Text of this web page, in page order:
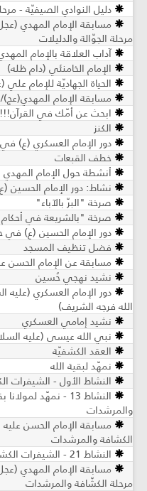
دليل النوادي الصيفيّة -
مسابقة الإمام المهدي
مرحلة الجوّالة والدليلات
آداب العلاقة بالإمام
الإمام الخامنئي (دام ظله)
الحياة الجهاديّة للإمام
مسابقة الإمام
ابحث عن أمّك في القرآن!!!
الكنز
دور الإمام العسكري (ع)
خطف القبعات
أنشطة حول الإمام المهدي
نشاط: دور الإمام
صرخة "البرّ بالآباء"
صرخة "بالشريعة في
دور الإمام الحسين (ع) في
فضل تنظيف المسجد
مسابقة عن الإمام الحسن
نشيد نهجي حُسين
دور الإمام العسكري
الله فرجه الشريف)
نشيد إمامي العسكري
نبي الله عيسى (عليه
العقد الكشفيّة
نمهّد لبقية الله
النشاط الأول - الشيفرات
النشاط 13 - نمهّد
والمرشدات
مسابقة الإمام الحسن
الكشافة والمرشدات
النشاط 21 - الشيفرات الكشفيّة - مرحلة الكشافة والمرشدات
مسابقة الإمام المهدي
مرحلة الكشّافة والمرشدات